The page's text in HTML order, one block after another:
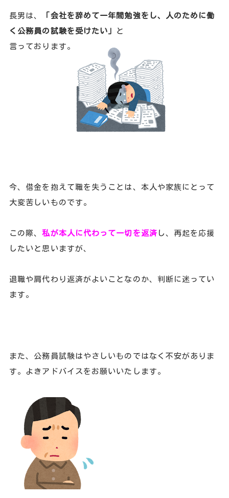
長男は、
「会社を辞めて一年間勉強をし、人のために働
く公務員の試験を受けたい」
と
言っております。
今、借金を抱えて職を失うことは、本人や家族にとって
大変苦しいものです。
この際、私が本人に代わって一切を返済 し、再起を応援
したいと思いますが、
退職や肩代わり返済がよいことなのか、判断に迷ってい
ます。
また、公務員試験はやさしいものではなく不安がありま
す。よきアドバイスをお願いいたします。